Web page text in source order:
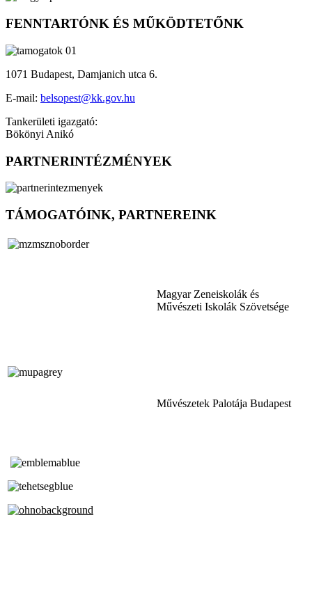
FENNTARTÓNK ÉS MŰKÖDTETŐNK
1071 Budapest, Damjanich utca 6.
E-mail: belsopest@kk.gov.hu
Tankerületi igazgató:
Bökönyi Anikó
PARTNERINTÉZMÉNYEK
TÁMOGATÓINK, PARTNEREINK
Magyar Zeneiskolák és
Művészeti Iskolák Szövetsége
Művészetek Palotája Budapest